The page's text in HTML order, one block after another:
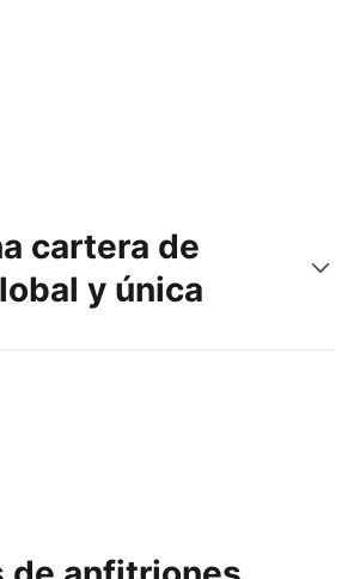
cartera de
y única
hoy